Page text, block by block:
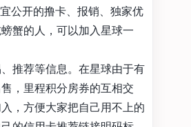
公开的撸卡、报销、独家优
蟹的人，可以加入星球一
推荐等信息。在星球由于有
，里程积分房券的互相交
，方便大家把自己用不上的